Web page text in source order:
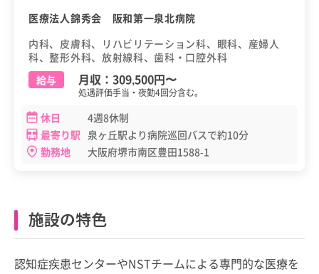
医療法人錦秀会 阪和第一泉北病院
内科、皮膚科、リハビリテーション科、眼科、産婦人
科、整形外科、放射線科、歯科・口腔外科
給与
月収： 309,500円〜
処遇評価手当・夜勤4回分含む。
休日
4週8休制
最寄り駅 泉ヶ丘駅より病院巡回バスで約10分
勤務地
大阪府堺市南区豊田1588-1
施設の特色
認知症疾患センターやNSTチームによる専門的な医療を